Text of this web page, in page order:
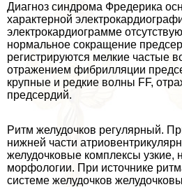
Диагноз синдрома Фредерика
хаpaктерной
электрокардиограмме
нормальное сокращение
регистрируются мелкие частые
отражением фибрилляции
крупные и редкие волны FF,
предсердий.
Ритм желудочков регулярный.
нижней части
желудочковые комплексы узкие,
морфологии. При источнике
системе желудочков